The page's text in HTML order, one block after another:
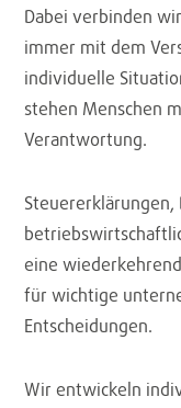
Dabei verbinden
immer mit dem
individuelle
stehen Menschen
Verantwortung.
eine
für wichtige
Entscheidungen.
Wir entwickeln